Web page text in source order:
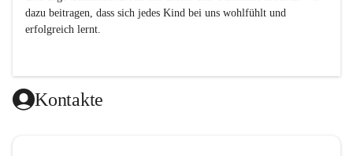
dazu beitragen, dass sich jedes Kind bei uns wohlfühlt und
erfolgreich lernt.
Kontakte